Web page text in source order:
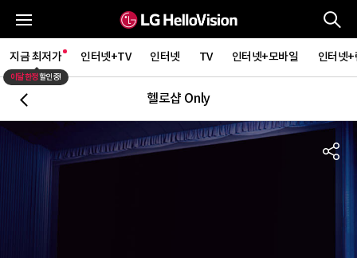
지금 최저가 인터넷+TV 인터넷 TV 인터넷+모바일 인터넷+
이달 한정할인중!
헬로샵 Only